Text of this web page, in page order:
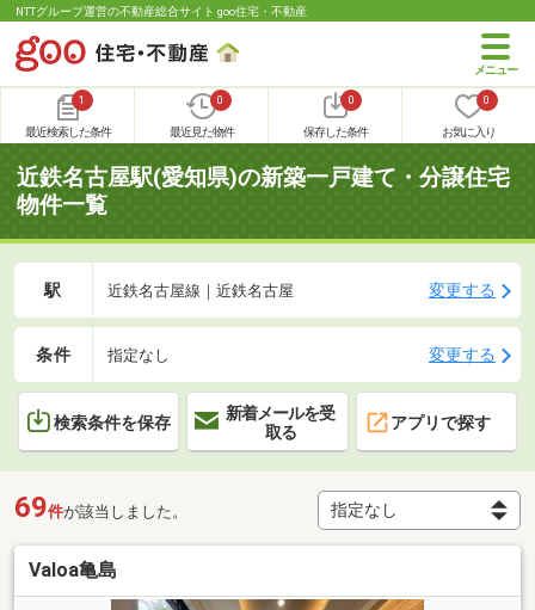
NTTグループ運営の不動産総合サイト goo住宅・不動産
1
最近検索した条件
0
最近見た物件
0
保存した条件
0
お気に入り
近鉄名古屋駅(愛知県)の新築一戸建て・分譲住宅
物件一覧
駅 近鉄名古屋線｜近鉄名古屋 変更する
条件 指定なし 変更する
検索条件を保存
新着メールを受
取る
アプリで探す
69件が該当しました。
Valoa亀島